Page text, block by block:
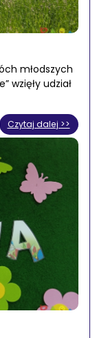
młodszych
wzięły udział
Czytaj dalej >>